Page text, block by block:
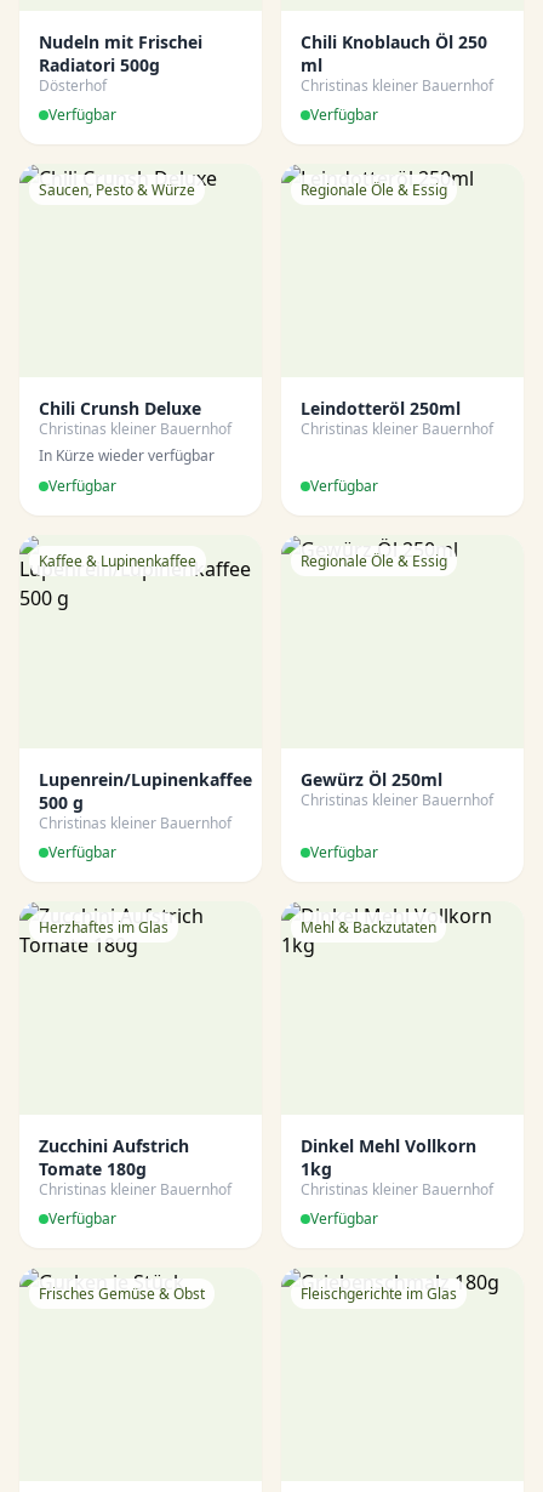
Nudeln mit Frischei
Radiatori 500g
Dösterhof
Verfügbar
Chili Knoblauch Öl 250
ml
Christinas kleiner Bauernhof
Verfügbar
Saucen, Pesto & Würze
Chili Crunsh Deluxe
Christinas kleiner Bauernhof
In Kürze wieder verfügbar
Verfügbar
Regionale Öle & Essig
Leindotteröl 250ml
Christinas kleiner Bauernhof
Verfügbar
Kaffee & Lupinenkaffee
Lupenrein/Lupinenkaffee
500 g
Christinas kleiner Bauernhof
Verfügbar
Regionale Öle & Essig
Gewürz Öl 250ml
Christinas kleiner Bauernhof
Verfügbar
Herzhaftes im Glas
Zucchini Aufstrich
Tomate 180g
Christinas kleiner Bauernhof
Verfügbar
Mehl & Backzutaten
Dinkel Mehl Vollkorn
1kg
Christinas kleiner Bauernhof
Verfügbar
Frisches Gemüse & Obst Fleischgerichte im Glas